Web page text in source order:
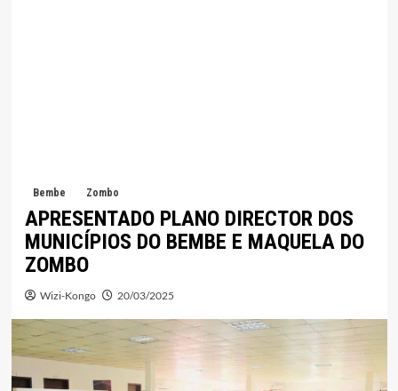
Bembe Zombo
APRESENTADO PLANO DIRECTOR DOS
MUNICÍPIOS DO BEMBE E MAQUELA DO
ZOMBO
Wizi-Kongo 20/03/2025